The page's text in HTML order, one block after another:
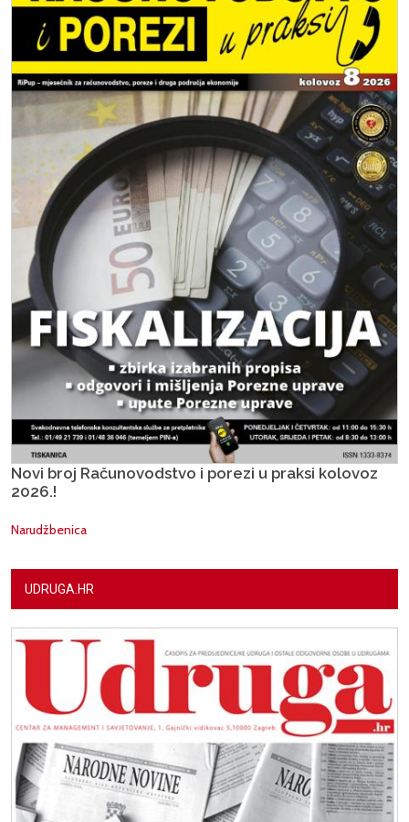
Novi broj Računovodstvo i porezi u praksi kolovoz
2026.!
Narudžbenica
UDRUGA.HR